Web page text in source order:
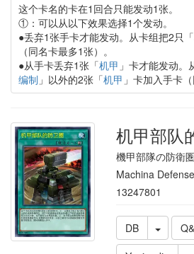
这个卡名的卡在1回合只能发动1张。
①：可以从以下效果选择1个发动。
●丢弃1张手卡才能发动。从卡组把2只「
（同名卡最多1张）。
●从手卡丢弃1张「机甲 」卡才能发动。
编制 」以外的2张「机甲 」卡加入手卡
机甲部队
機甲部隊の防衛圏
Machina
13247801
DB